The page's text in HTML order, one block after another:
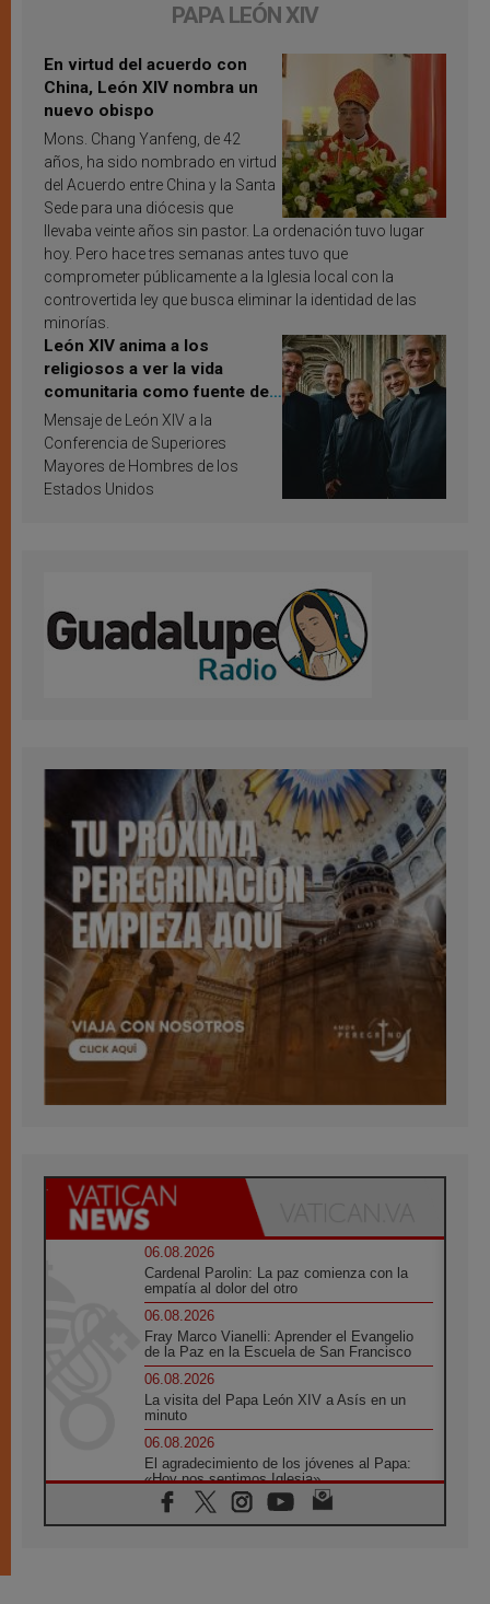
PAPA LEÓN XIV
En virtud del acuerdo con
China, León XIV nombra un
nuevo obispo
Mons. Chang Yanfeng, de 42
años, ha sido nombrado en virtud
del Acuerdo entre China y la Santa
Sede para una diócesis que
llevaba veinte años sin pastor. La ordenación tuvo lugar
hoy. Pero hace tres semanas antes tuvo que
comprometer públicamente a la Iglesia local con la
controvertida ley que busca eliminar la identidad de las
minorías.
León XIV anima a los
religiosos a ver la vida
comunitaria como fuente de
inspiración y santificación
Mensaje de León XIV a la
Conferencia de Superiores
Mayores de Hombres de los
Estados Unidos
06.08.2026
Cardenal Parolin: La paz comienza con la
empatía al dolor del otro
06.08.2026
Fray Marco Vianelli: Aprender el Evangelio
de la Paz en la Escuela de San Francisco
06.08.2026
La visita del Papa León XIV a Asís en un
minuto
06.08.2026
El agradecimiento de los jóvenes al Papa:
«Hoy nos sentimos Iglesia»
06.08.2026
Líbano: Reanudan los coloquios en Roma en